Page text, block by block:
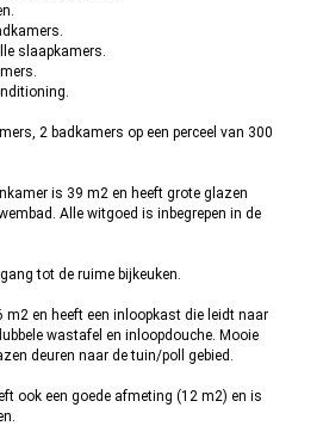
slaapkamers.
2 badkamers op een perceel van 300
is 39 m2 en heeft grote glazen
Alle witgoed is inbegrepen in de
tot de ruime bijkeuken.
m2 en heeft een inloopkast die leidt naar
wastafel en inloopdouche. Mooie
deuren naar de tuin/poll gebied.
ook een goede afmeting (12 m2) en is